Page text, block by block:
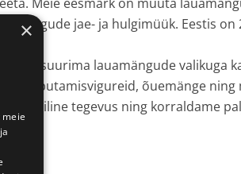
jae- ja hulgimüük. Eestis
suurima lauamängude valikuga
nuputamisvigureid, õuemänge
klubiline tegevus ning korraldame
×